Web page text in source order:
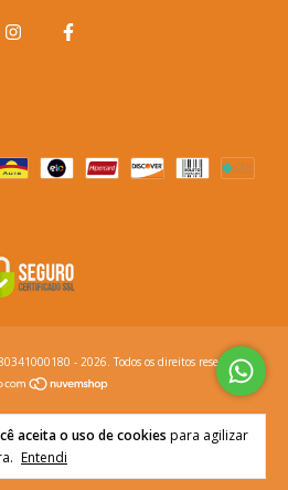
aceita o uso de cookies para agilizar
Entendi
- 2026. Todos os direitos reservados.